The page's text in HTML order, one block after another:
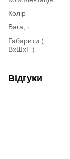
Колір
Вага, г
Габарити (
ВxШxГ )
Відгуки